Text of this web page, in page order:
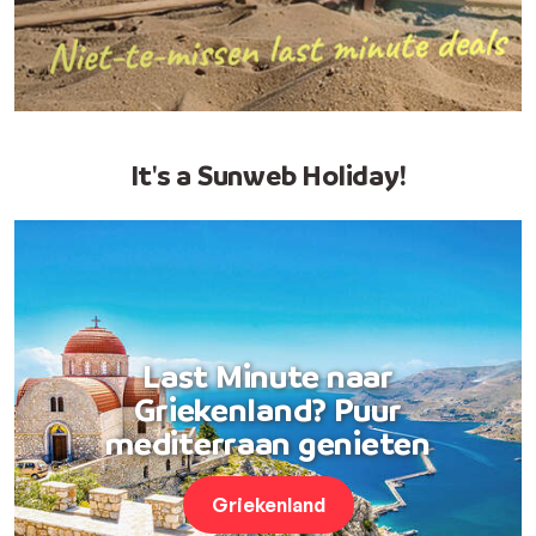
It's a Sunweb Holiday!
Last Minute naar
Griekenland? Puur
mediterraan genieten
Griekenland